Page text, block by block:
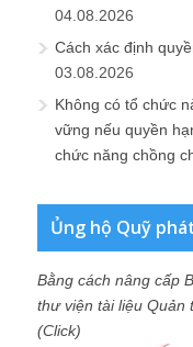
04.08.2026
Cách xác định
03.08.2026
Không có tổ chức
vững nếu quyền
chức năng chồng
Ủng hộ Quỹ
Bằng cách nâng cấp
thư viện tài liệu Quản
(Click)